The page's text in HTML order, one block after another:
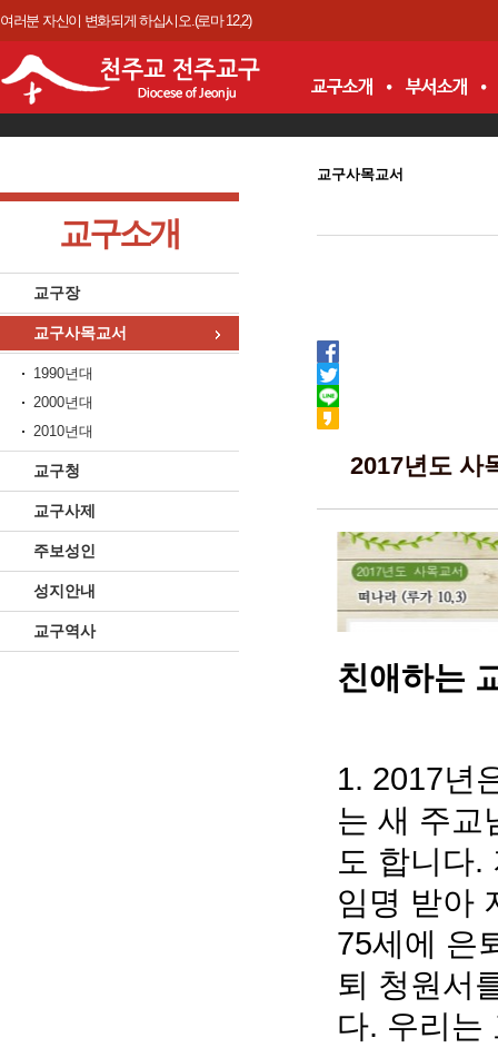
여러분 자신이 변화되게 하십시오.(로마 12,2)
교구소개
교구장
교구사목교서
1990년대
2000년대
2010년대
교구청
교구사제
주보성인
성지안내
교구역사
교구사목교서
2017년도 사
친애하는
1. 2017년
는 새 주교
도 합니다.
임명 받아
75세에 은
퇴 청원서
다. 우리는